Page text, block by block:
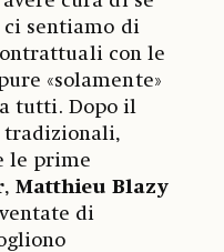
sentiamo di
con le
«solamente»
tutti. Dopo il
tradizionali,
le prime
, Matthieu Blazy
di